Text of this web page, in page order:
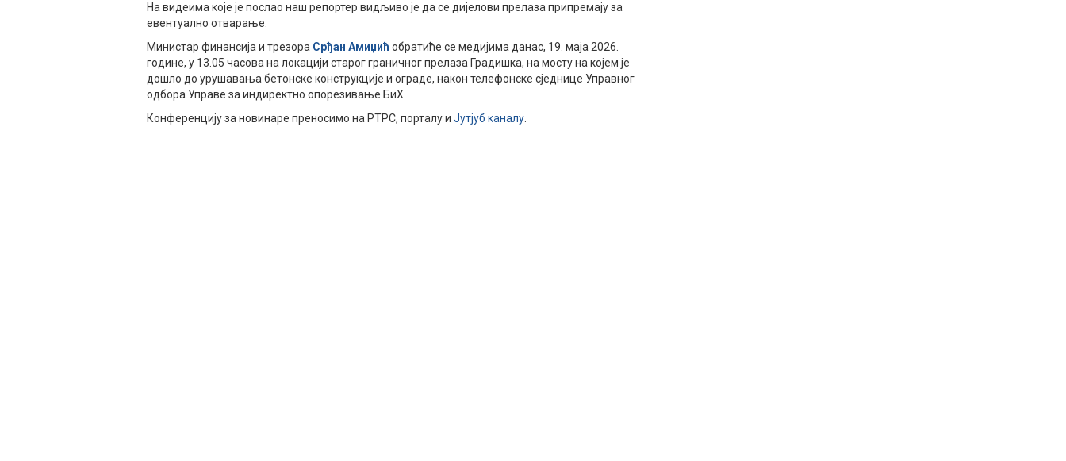
На видеима које је послао наш репортер видљиво је да се дијелови прелаза припремају за
евентуално отварање.
Министар финансија и трезора Срђан Амиџић обратиће се медијима данас, 19. маја 2026.
године, у 13.05 часова на локацији старог граничног прелаза Градишка, на мосту на којем је
дошло до урушавања бетонске конструкције и ограде, након телефонске сједнице Управног
одбора Управе за индиректно опорезивање БиХ.
Конференцију за новинаре преносимо на РТРС, порталу и Јутјуб каналу.